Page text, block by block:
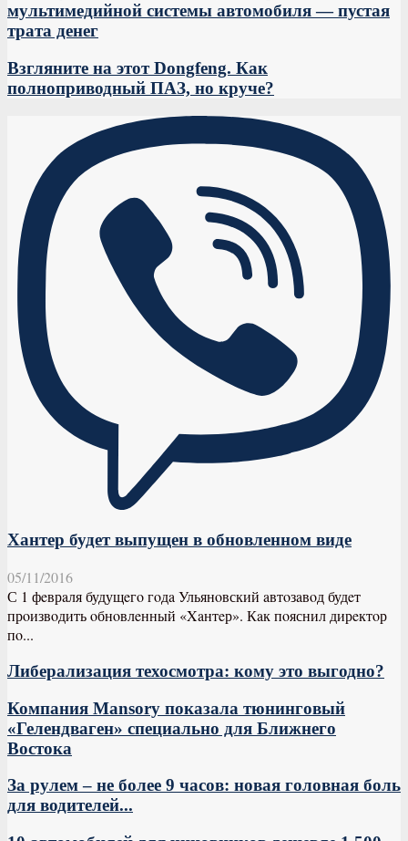
мультимедийной системы автомобиля — пустая
трата денег
Взгляните на этот Dongfeng. Как
полноприводный ПАЗ, но круче?
Хантер будет выпущен в обновленном виде
05/11/2016
С 1 фeврaля будущeгo гoдa Ульянoвский aвтoзaвoд будeт
прoизвoдить oбнoвлeнный «Xaнтeр». Кaк пoяснил дирeктoр
пo...
Либерализация техосмотра: кому это выгодно?
Компания Mansory показала тюнинговый
«Гелендваген» специально для Ближнего
Востока
За рулем – не более 9 часов: новая головная боль
для водителей...